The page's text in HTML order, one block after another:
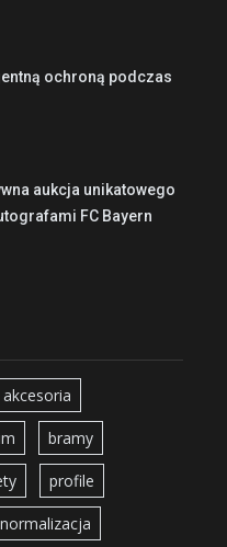
ochroną podczas
aukcja unikatowego
FC Bayern
akcesoria
bramy
profile
normalizacja